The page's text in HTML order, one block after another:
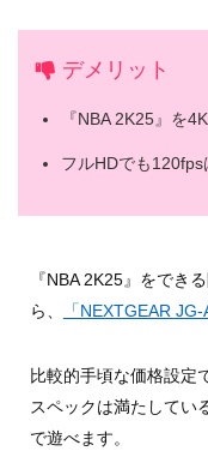
デメリット
『NBA 2K25』を
フルHDでも
『NBA 2K25』をでき
ら、
「NEXTGEAR JG-
比較的手頃な価格設定
スペックは満たしてい
で遊べます。